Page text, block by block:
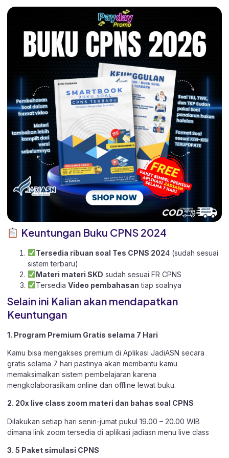
Keuntungan Buku CPNS 2024
Tersedia ribuan soal Tes CPNS 2024 (sudah sesuai
sistem terbaru)
Materi materi SKD sudah sesuai FR CPNS
Tersedia Video pembahasan tiap soalnya
Selain ini Kalian akan mendapatkan
Keuntungan
1. Program Premium Gratis selama 7 Hari
Kamu bisa mengakses premium di Aplikasi JadiASN secara
gratis selama 7 hari pastinya akan membantu kamu
memaksimalkan sistem pembelajaran karena
mengkolaborasikam online dan offline lewat buku.
2. 20x live class zoom materi dan bahas soal CPNS
Dilakukan setiap hari senin-jumat pukul 19.00 – 20.00 WIB
dimana link zoom tersedia di aplikasi jadiasn menu live class
3. 5 Paket simulasi CPNS